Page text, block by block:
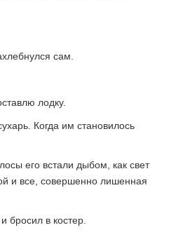
сам.
лодку.
Когда им становилось
его встали дыбом, как свет
и все, совершенно лишенная
бросил в костер.